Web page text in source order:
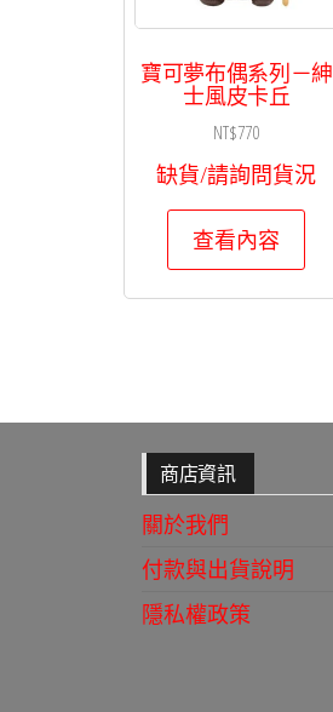
寶可夢布偶系列－紳
士風皮卡丘
NT$770
缺貨/請詢問貨況
查看內容
商店資訊
關於我們
付款與出貨說明
隱私權政策